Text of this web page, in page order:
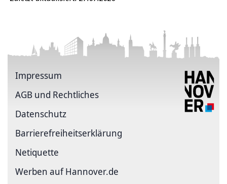
Impressum
AGB und Rechtliches
Datenschutz
Barriere­freiheits­erklärung
Netiquette
Werben auf Hannover.de